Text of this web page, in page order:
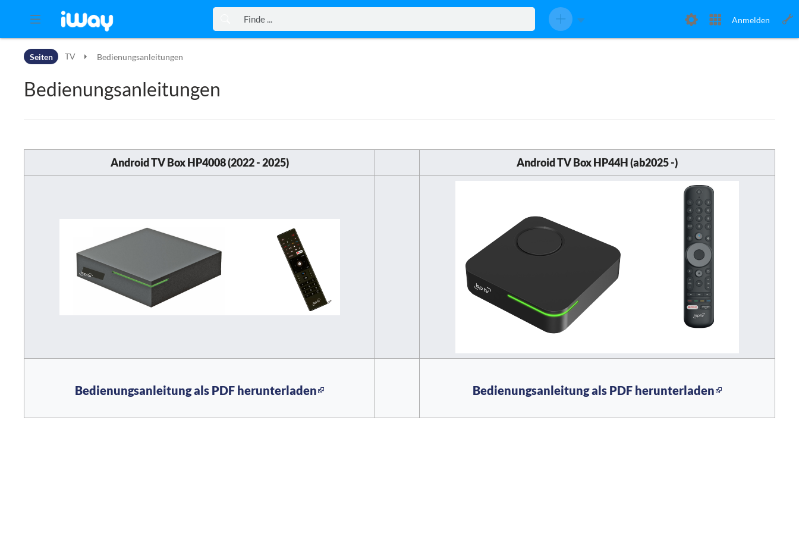
Zur Hauptnavigation
Zum Arbeitsbereich
Anmelden
Seiten TV Bedienungsanleitungen
Bedienungsanleitungen
Android TV Box HP4008 (2022 - 2025) Android TV Box HP44H (ab2025 -)
Bedienungsanleitung als PDF herunterladen Bedienungsanleitung als PDF herunterladen